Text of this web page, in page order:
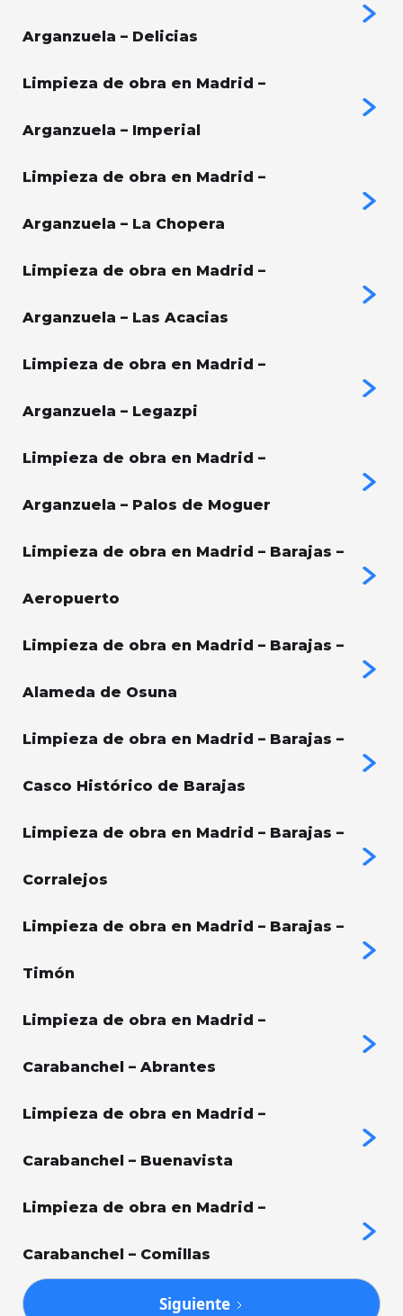
Arganzuela – Delicias
Limpieza de obra en Madrid –
Arganzuela – Imperial
Limpieza de obra en Madrid –
Arganzuela – La Chopera
Limpieza de obra en Madrid –
Arganzuela – Las Acacias
Limpieza de obra en Madrid –
Arganzuela – Legazpi
Limpieza de obra en Madrid –
Arganzuela – Palos de Moguer
Limpieza de obra en Madrid – Barajas –
Aeropuerto
Limpieza de obra en Madrid – Barajas –
Alameda de Osuna
Limpieza de obra en Madrid – Barajas –
Casco Histórico de Barajas
Limpieza de obra en Madrid – Barajas –
Corralejos
Limpieza de obra en Madrid – Barajas –
Timón
Limpieza de obra en Madrid –
Carabanchel – Abrantes
Limpieza de obra en Madrid –
Carabanchel – Buenavista
Limpieza de obra en Madrid –
Carabanchel – Comillas
Siguiente